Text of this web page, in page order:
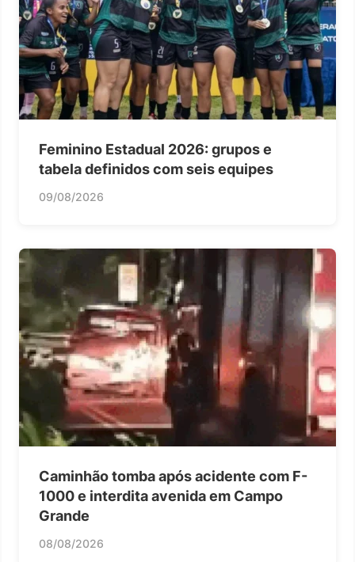
Feminino Estadual 2026: grupos e
tabela definidos com seis equipes
09/08/2026
Caminhão tomba após acidente com F-
1000 e interdita avenida em Campo
Grande
08/08/2026